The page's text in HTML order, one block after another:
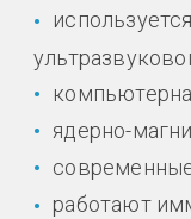
ядерно-
работают